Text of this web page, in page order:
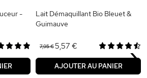
-
Lait Démaquillant Bio Bleuet &
Guimauve
7,95 €5,57 €
AJOUTER AU PANIER ›